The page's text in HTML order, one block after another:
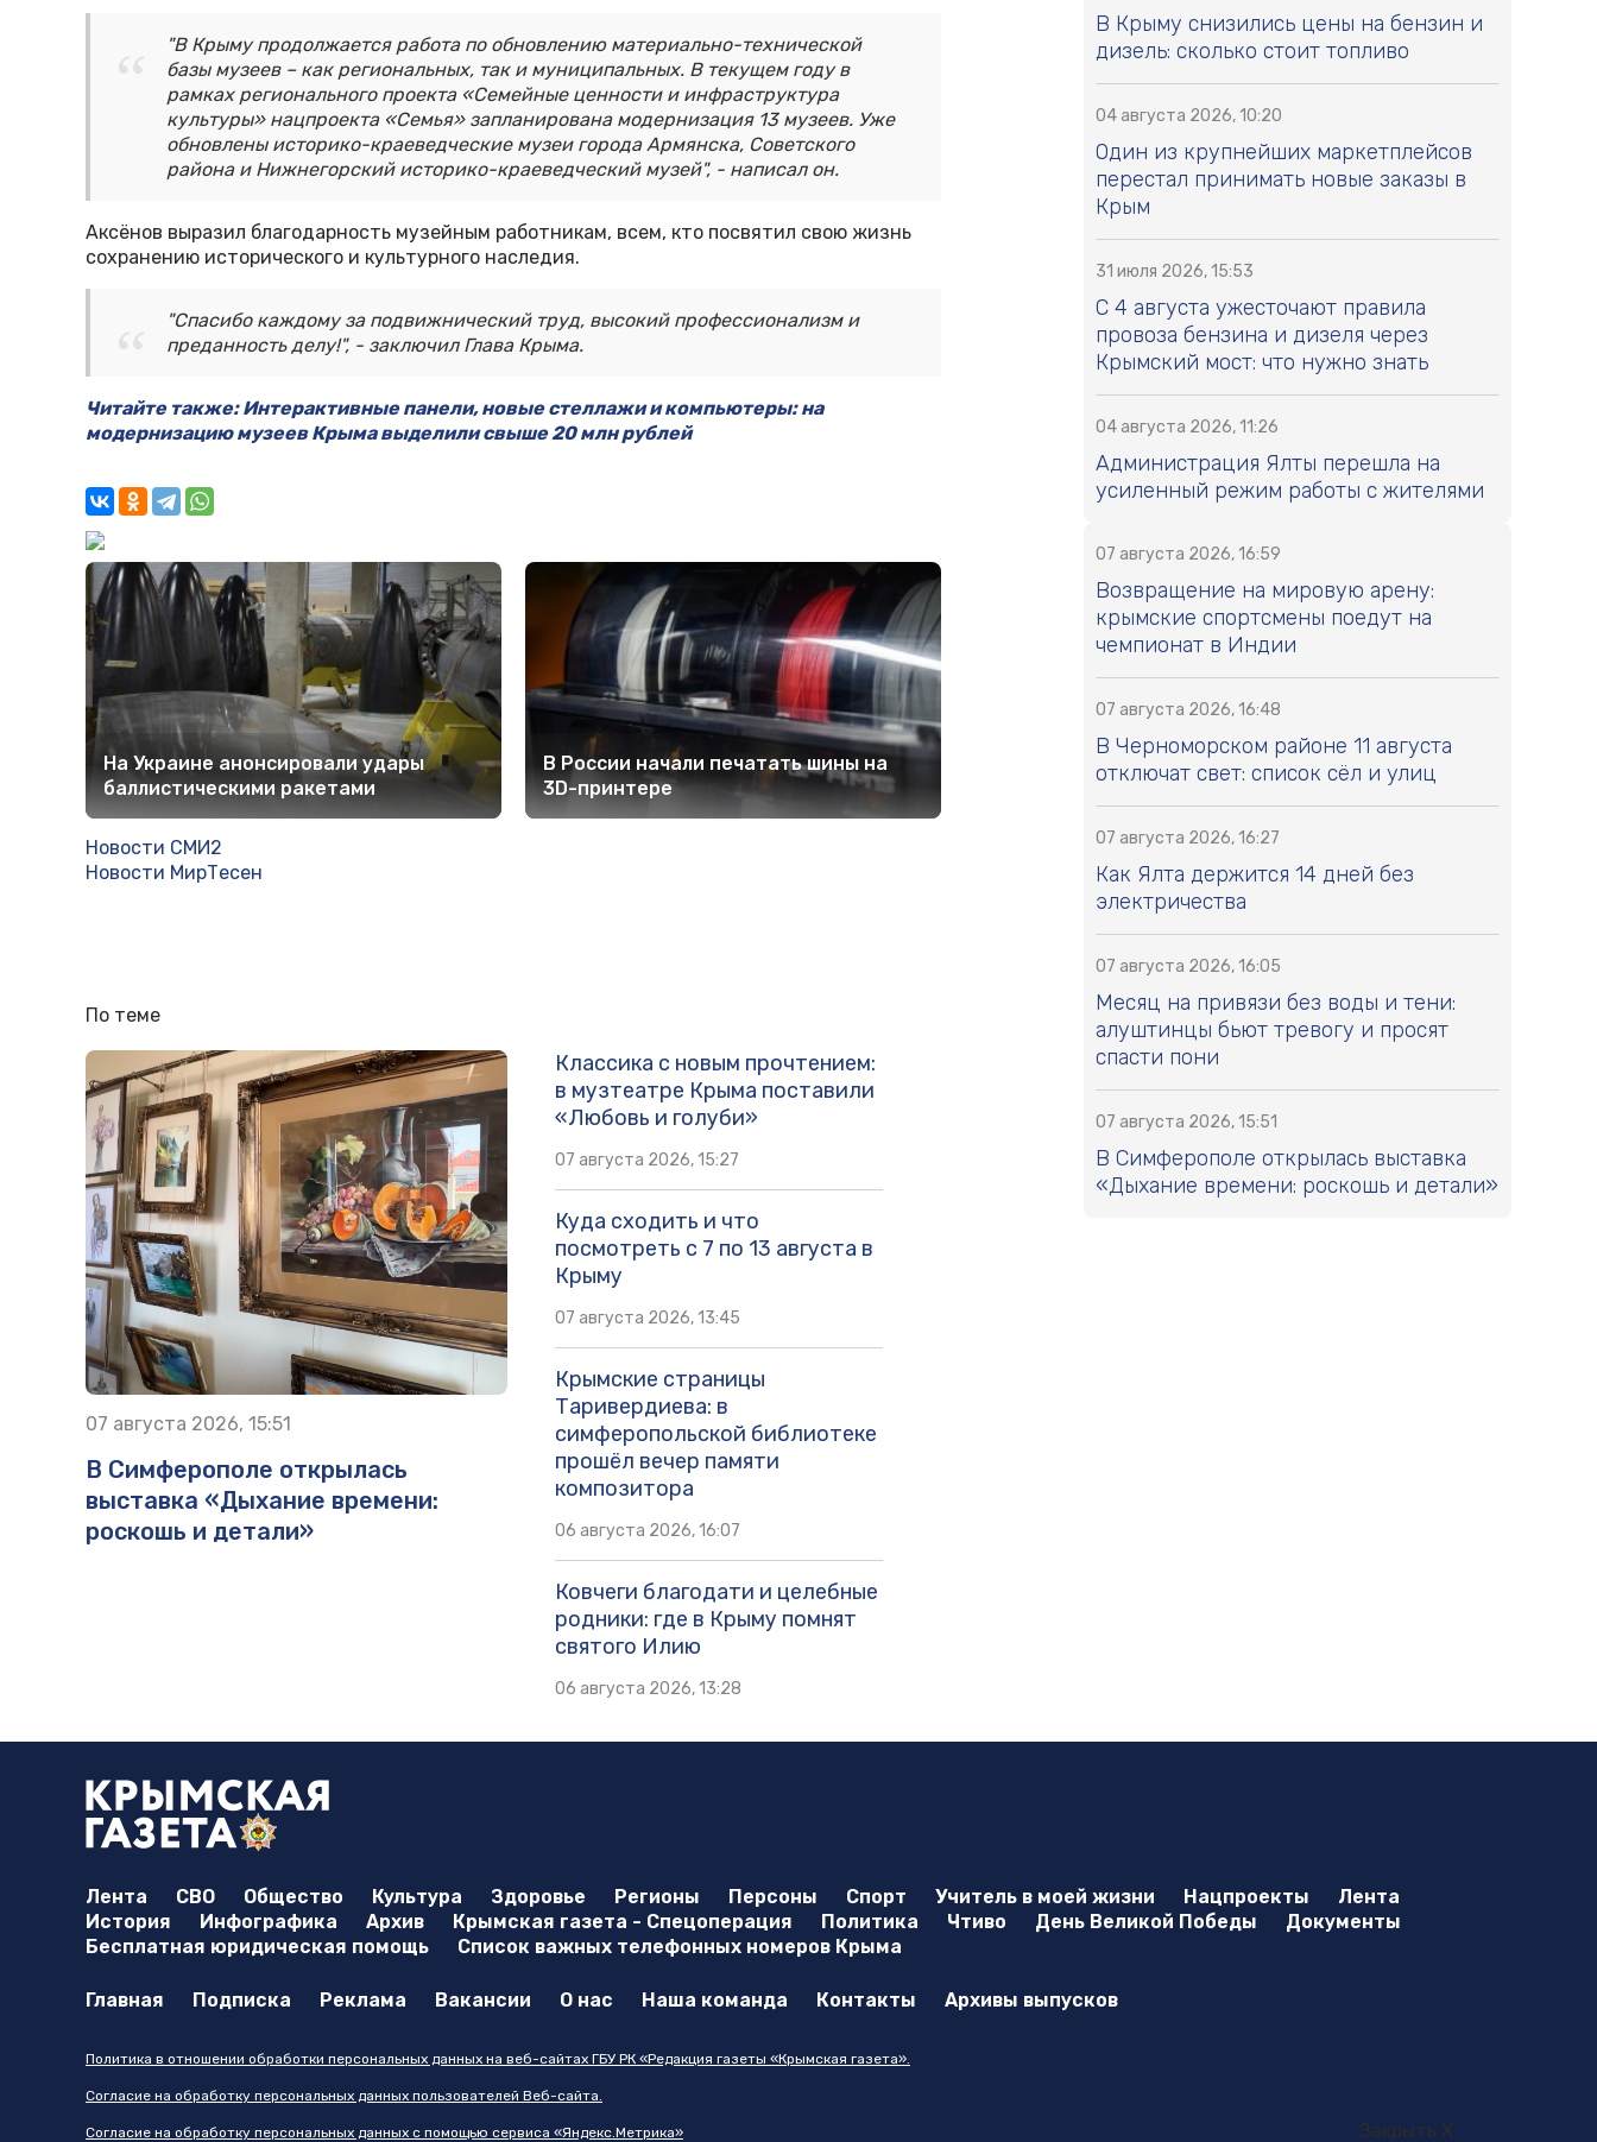
"В Крыму продолжается работа по обновлению материально-технической
базы музеев – как региональных, так и муниципальных. В текущем году в
рамках регионального проекта «Семейные ценности и инфраструктура
культуры» нацпроекта «Семья» запланирована модернизация 13 музеев. Уже
обновлены историко-краеведческие музеи города Армянска, Советского
района и Нижнегорский историко-краеведческий музей", - написал он.
Аксёнов выразил благодарность музейным работникам, всем, кто посвятил свою жизнь
сохранению исторического и культурного наследия.
"Спасибо каждому за подвижнический труд, высокий профессионализм и
преданность делу!", - заключил Глава Крыма.
Читайте также: Интерактивные панели, новые стеллажи и компьютеры: на
модернизацию музеев Крыма выделили свыше 20 млн рублей
На Украине анонсировали удары
баллистическими ракетами
В России начали печатать шины на
3D-принтере
Новости СМИ2
Новости МирТесен
По теме
07 августа 2026, 15:51
В Симферополе открылась
выставка «Дыхание времени:
роскошь и детали»
Классика с новым прочтением:
в музтеатре Крыма поставили
«Любовь и голуби»
07 августа 2026, 15:27
Куда сходить и что
посмотреть с 7 по 13 августа в
Крыму
07 августа 2026, 13:45
Крымские страницы
Таривердиева: в
симферопольской библиотеке
прошёл вечер памяти
композитора
06 августа 2026, 16:07
Ковчеги благодати и целебные
родники: где в Крыму помнят
святого Илию
06 августа 2026, 13:28
В Крыму снизились цены на бензин и
дизель: сколько стоит топливо
04 августа 2026, 10:20
Один из крупнейших маркетплейсов
перестал принимать новые заказы в
Крым
31 июля 2026, 15:53
С 4 августа ужесточают правила
провоза бензина и дизеля через
Крымский мост: что нужно знать
04 августа 2026, 11:26
Администрация Ялты перешла на
усиленный режим работы с жителями
07 августа 2026, 16:59
Возвращение на мировую арену:
крымские спортсмены поедут на
чемпионат в Индии
07 августа 2026, 16:48
В Черноморском районе 11 августа
отключат свет: список сёл и улиц
07 августа 2026, 16:27
Как Ялта держится 14 дней без
электричества
07 августа 2026, 16:05
Месяц на привязи без воды и тени:
алуштинцы бьют тревогу и просят
спасти пони
07 августа 2026, 15:51
В Симферополе открылась выставка
«Дыхание времени: роскошь и детали»
Закрыть X
Лента СВО Общество Культура Здоровье Регионы Персоны Спорт Учитель в моей жизни Нацпроекты
Лента
История
Инфографика Архив Крымская газета - Спецоперация Политика Чтиво День Великой Победы
Документы
Бесплатная юридическая помощь
Список важных телефонных номеров Крыма
Главная Подписка Реклама Вакансии О нас Наша команда Контакты Архивы выпусков
Политика в отношении обработки персональных данных на веб-сайтах ГБУ РК «Редакция газеты «Крымская газета».
Согласие на обработку персональных данных пользователей Веб-сайта.
Согласие на обработку персональных данных с помощью сервиса «Яндекс.Метрика»